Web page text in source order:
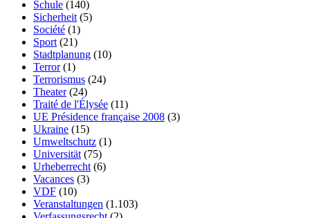
Schule (140)
Sicherheit (5)
Société (1)
Sport (21)
Stadtplanung (10)
Terror(1)
Terrorismus (24)
Theater(24)
Traité de l'Élysée (11)
UE Présidence française 2008 (3)
Ukraine (15)
Umweltschutz (1)
Universität (75)
Urheberrecht (6)
Vacances (3)
VDF (10)
Veranstaltungen (1.103)